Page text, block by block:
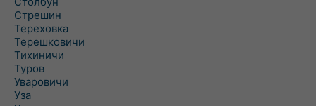
Стрешин
Тереховка
Терешковичи
Тихиничи
Туров
Уваровичи
Уза